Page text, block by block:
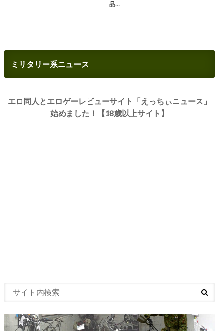
品…
ミリタリー系ニュース
エロ同人とエロゲーレビューサイト「えっちぃニュース」
始めました！【18歳以上サイト】